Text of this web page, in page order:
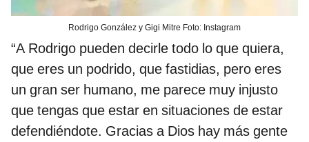
Rodrigo González y Gigi Mitre Foto: Instagram
“A Rodrigo pueden decirle todo lo que quiera,
que eres un podrido, que fastidias, pero eres
un gran ser humano, me parece muy injusto
que tengas que estar en situaciones de estar
defendiéndote. Gracias a Dios hay más gente